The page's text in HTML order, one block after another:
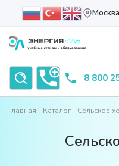
Москва
8 800
Главная Каталог Сельское